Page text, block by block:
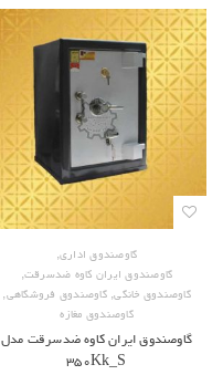
گاوصندوق اداری,
گاوصندوق ایران کاوه ضدسرقت,
گاوصندوق خانگی,گاوصندوق فروشگاهی,
گاوصندوق مغازه
گاوصندوق ایران کاوه ضدسرقت مدل
۳۵۰Kk_S